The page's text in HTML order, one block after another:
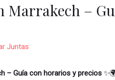
Marrakech –
Juntas
– Guía con horarios y precios